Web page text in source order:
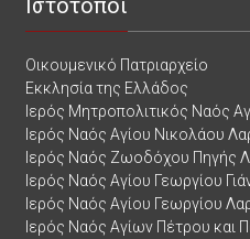
Οικουμενικό Πατριαρχείο
Εκκλησία της Ελλάδος
Ιερός Μητροπολιτικός Ναός
Ιερός Ναός Αγίου Νικολάου
Ιερός Ναός Ζωοδόχου Πηγής
Ιερός Ναός Αγίου Γεωργίου
Ιερός Ναός Αγίου Γεωργίου
Ιερός Ναός Αγίων Πέτρου και